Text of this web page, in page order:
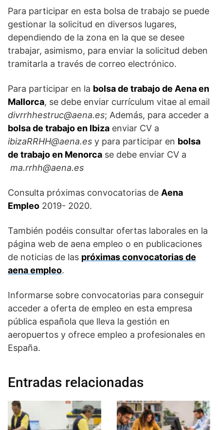
Para participar en esta bolsa de trabajo se puede
gestionar la solicitud en diversos lugares,
dependiendo de la zona en la que se desee
trabajar, asimismo, para enviar la solicitud deben
tramitarla a través de correo electrónico.
Para participar en la bolsa de trabajo de Aena en
Mallorca, se debe enviar currículum vitae al email
divrrhhestruc@aena.es; Además, para acceder a
bolsa de trabajo en Ibiza enviar CV a
ibizaRRHH@aena.es y para participar en bolsa
de trabajo en Menorca se debe enviar CV a
ma.rrhh@aena.es
Consulta próximas convocatorias de Aena
Empleo 2019- 2020.
También podéis consultar ofertas laborales en la
página web de aena empleo o en publicaciones
de noticias de las próximas convocatorias de
aena empleo.
Informarse sobre convocatorias para conseguir
acceder a oferta de empleo en esta empresa
pública española que lleva la gestión en
aeropuertos y ofrece empleo a profesionales en
España.
Entradas relacionadas